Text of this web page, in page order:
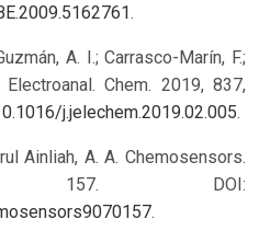
.
A. I.; Carrasco-Marín, F.;
Chem. 2019, 837,
j.jelechem.2019.02.005.
Ainliah, A. A. Chemosensors.
DOI:
.